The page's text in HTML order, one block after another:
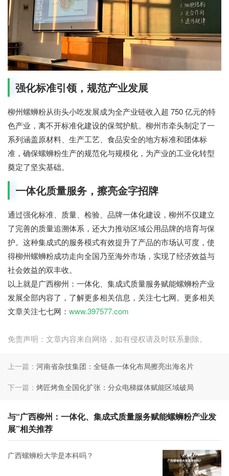
强化标准引领，规范产业发展
柳州螺蛳粉从街头小吃发展成为全产业链收入超 750 亿元的特
色产业，离不开标准化建设的保驾护航。柳州市牵头制定了一
系列涵盖原材料、生产工艺、食品安全的地方标准和团体标
准，确保螺蛳粉生产的规范化与规模化，为产业的工业化转型
奠定了坚实基础。
一体化质量服务，擦亮金字招牌
通过强化标准、质量、检验、品牌一体化建设，柳州不仅建立
了完善的质量追溯体系，还大力推动区域公用品牌的培育与保
护。这种集成式的服务模式有效提升了产品的市场认可度，使
得柳州螺蛳粉成功走向全国乃至海外市场，实现了经济效益与
社会效益的双丰收。
以上就是广西柳州：一体化、集成式质量服务赋能螺蛳粉产业
发展全部内容了，了解更多相关信息，关注七七网。更多相关
文章关注七七网： www.397577.com
免责声明：文章内容来自网络，如有侵权请及时联系删除。
上一篇： 河南省杂技集团：全链条一体化布局擦亮出海名片
下一篇： 烤匠烤鱼全国化扩张：分众电梯媒体赋能区域破局
与“广西柳州：一体化、集成式质量服务赋能螺蛳粉产业发
展”相关推荐
广西螺蛳粉大学是本科吗？